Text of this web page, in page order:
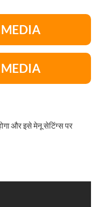
और इसे मेनू सेटिंग्स पर